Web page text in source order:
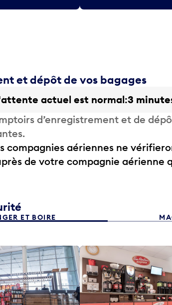
et dépôt de vos bagages
actuel est normal 3
d’enregistrement et de
compagnies aériennes ne
de votre compagnie aérienne
ET BOIRE